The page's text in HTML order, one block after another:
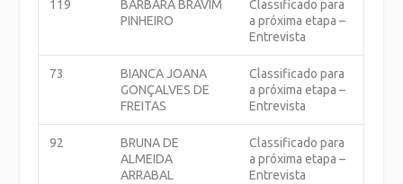
119
BARBARA BRAVIM
PINHEIRO
Classificado para
a próxima etapa –
Entrevista
73
BIANCA JOANA
GONÇALVES DE
FREITAS
Classificado para
a próxima etapa –
Entrevista
92
BRUNA DE
ALMEIDA
ARRABAL
Classificado para
a próxima etapa –
Entrevista